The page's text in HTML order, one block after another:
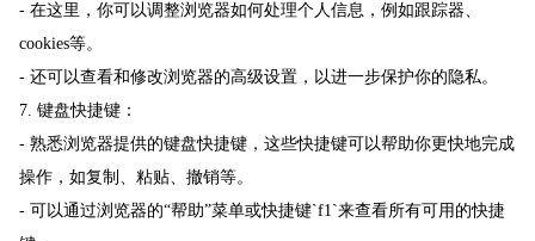
- 在这里，你可以调整浏览器如何处理个人信息，例如跟踪器、
cookies等。
- 还可以查看和修改浏览器的高级设置，以进一步保护你的隐私。
7. 键盘快捷键：
- 熟悉浏览器提供的键盘快捷键，这些快捷键可以帮助你更快地完成
操作，如复制、粘贴、撤销等。
- 可以通过浏览器的“帮助”菜单或快捷键`f1`来查看所有可用的快捷